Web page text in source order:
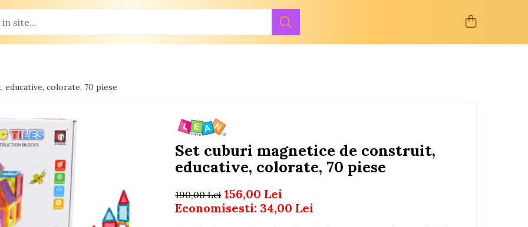
colorate, 70 piese
Set cuburi magnetice de construit,
educative, colorate, 70 piese
190,00 Lei 156,00 Lei
Economisesti: 34,00 Lei